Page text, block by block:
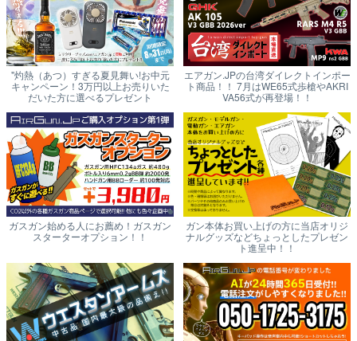
"灼熱（あつ）すぎる夏見舞い!お中元
キャンペーン！3万円以上お売りいた
だいた方に選べるプレゼント
エアガン.JPの台湾ダイレクトインポー
ト商品！！ 7月はWE65式歩槍やAKRI
VA56式が再登場！！
ガスガン始める人にお薦め！ガスガン
スターターオプション！！
ガン本体お買い上げの方に当店オリジ
ナルグッズなどちょっとしたプレゼン
ト進呈中！！